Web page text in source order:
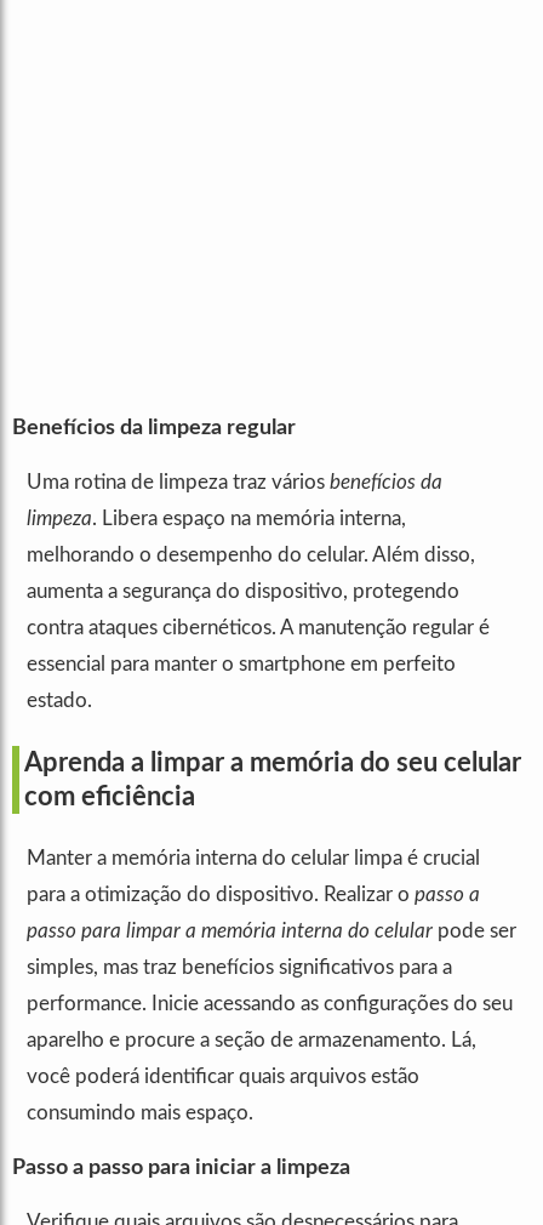
Benefícios da limpeza regular
Uma rotina de limpeza traz vários benefícios da
limpeza. Libera espaço na memória interna,
melhorando o desempenho do celular. Além disso,
aumenta a segurança do dispositivo, protegendo
contra ataques cibernéticos. A manutenção regular é
essencial para manter o smartphone em perfeito
estado.
Aprenda a limpar a memória do seu celular
com eficiência
Manter a memória interna do celular limpa é crucial
para a otimização do dispositivo. Realizar o passo a
passo para limpar a memória interna do celular pode ser
simples, mas traz benefícios significativos para a
performance. Inicie acessando as configurações do seu
aparelho e procure a seção de armazenamento. Lá,
você poderá identificar quais arquivos estão
consumindo mais espaço.
Passo a passo para iniciar a limpeza